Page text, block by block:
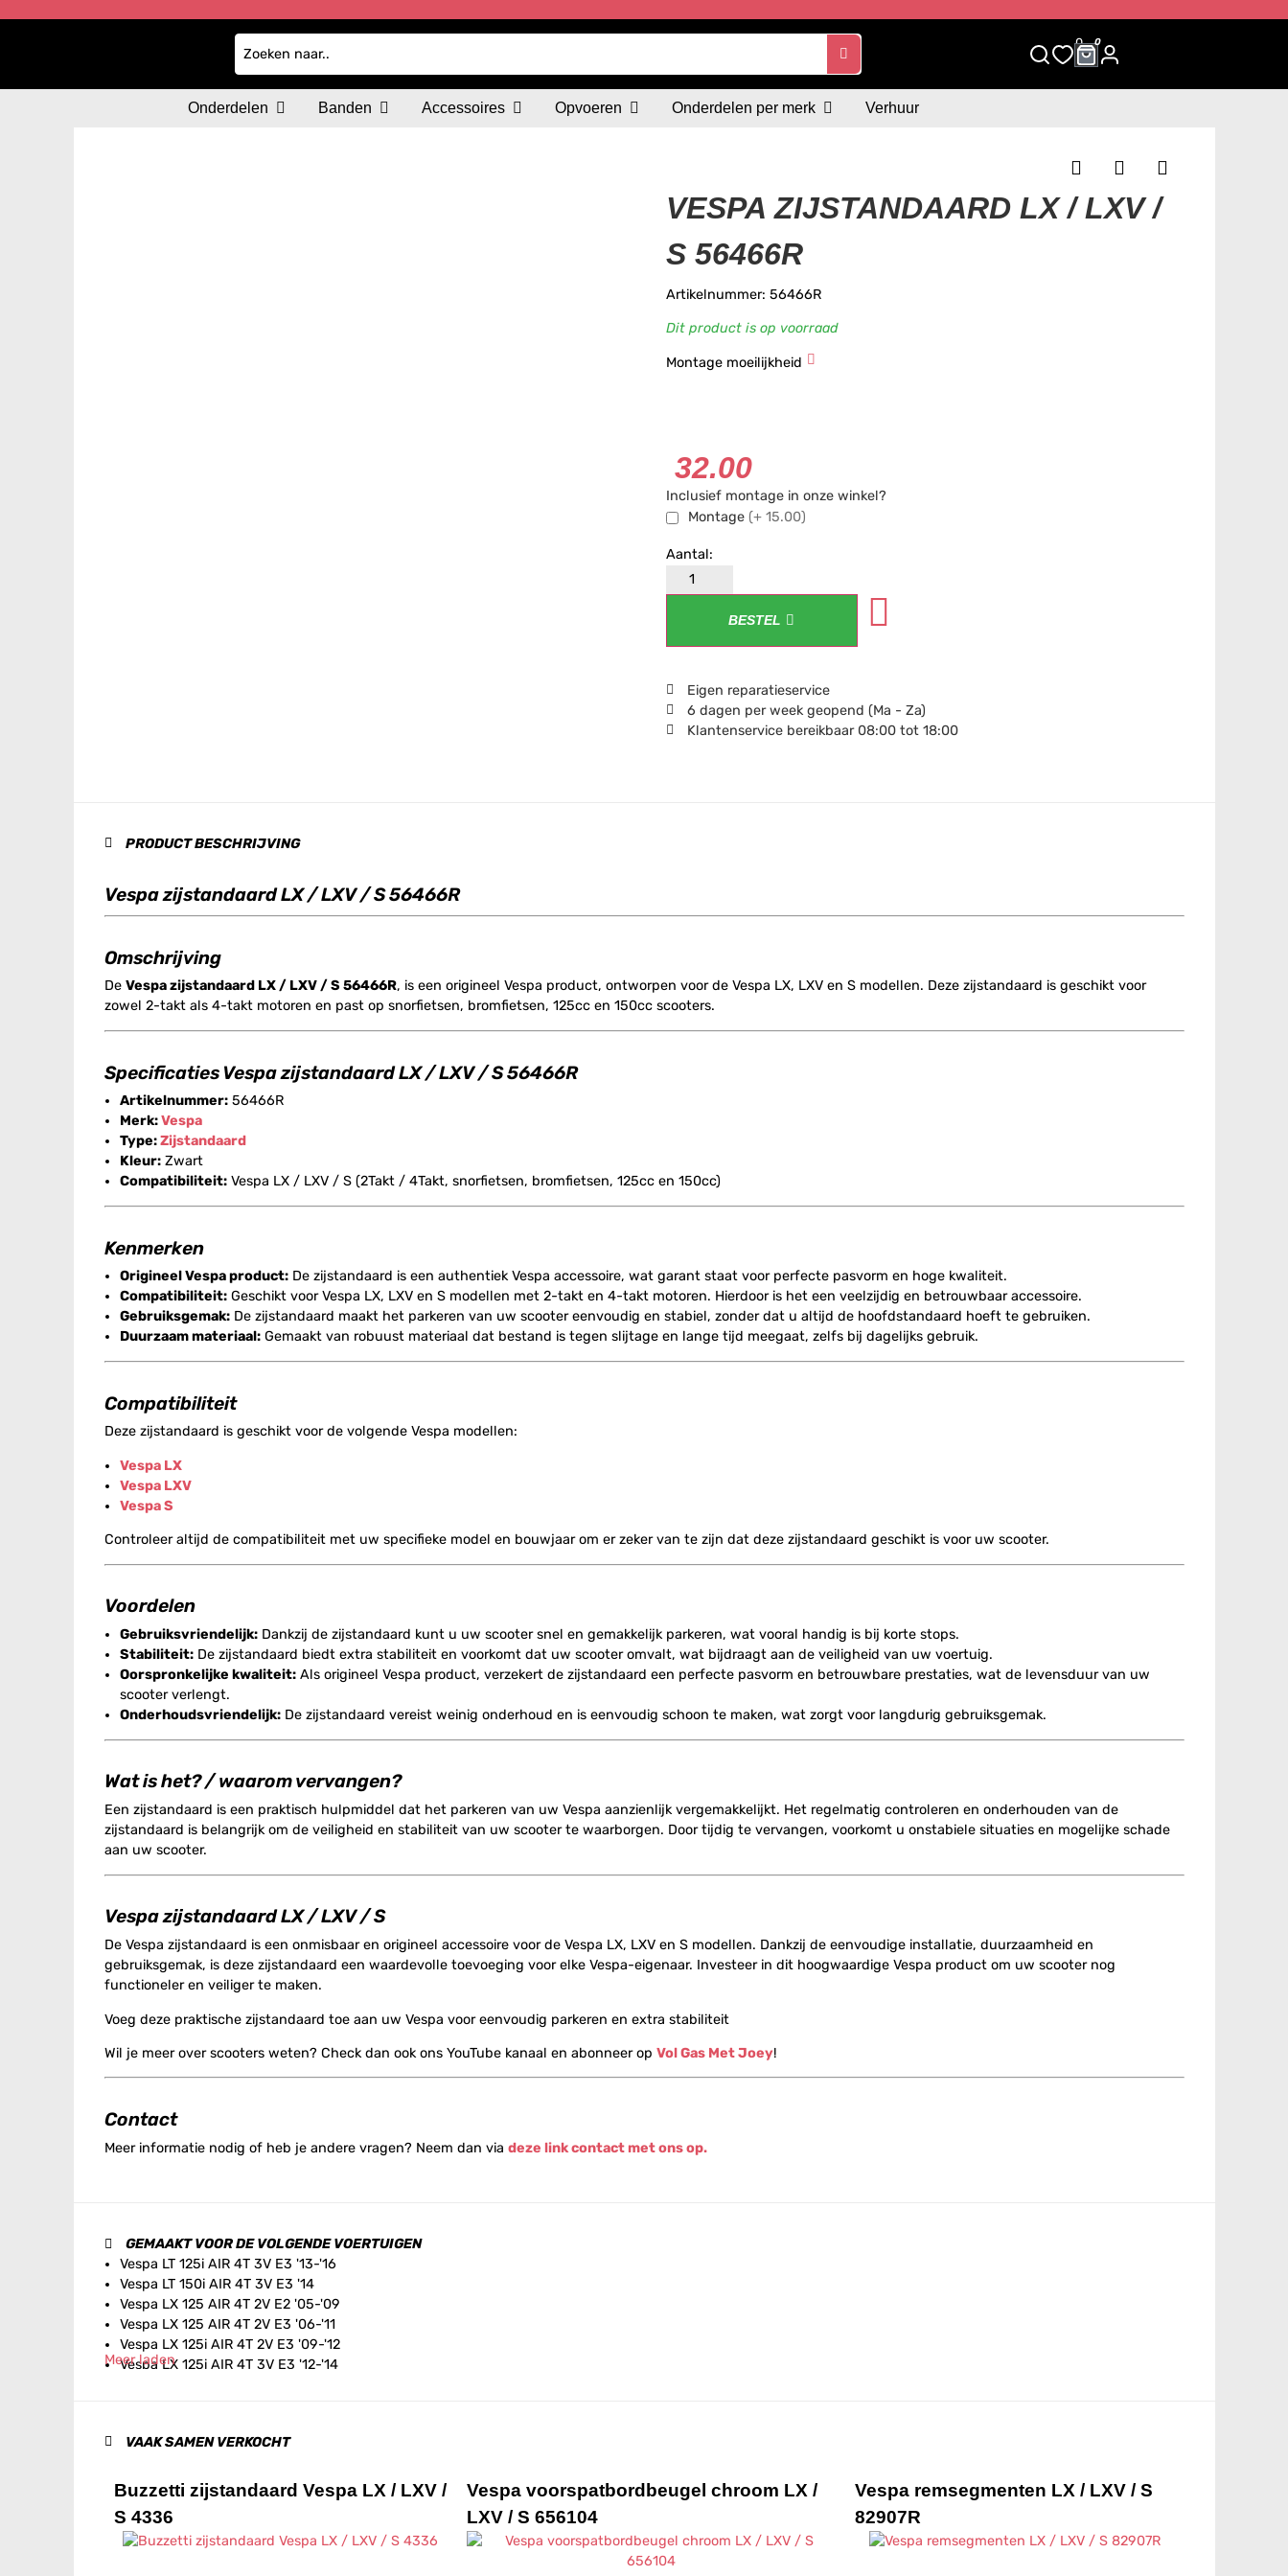
0 0
Onderdelen Banden Accessoires Opvoeren Onderdelen per merk Verhuur
VESPA ZIJSTANDAARD LX / LXV /
S 56466R
Artikelnummer: 56466R
Dit product is op voorraad
Montage moeilijkheid
★ ★ ★
32.00
Inclusief montage in onze winkel?
Montage (+ 15.00)
BESTEL
Eigen reparatieservice
6 dagen per week geopend (Ma - Za)
Klantenservice bereikbaar 08:00 tot 18:00
PRODUCT BESCHRIJVING
Vespa zijstandaard LX / LXV / S 56466R
Omschrijving
De Vespa zijstandaard LX / LXV / S 56466R, is een origineel Vespa product, ontworpen voor de Vespa LX, LXV en S modellen. Deze zijstandaard is geschikt voor
zowel 2-takt als 4-takt motoren en past op snorfietsen, bromfietsen, 125cc en 150cc scooters.
Specificaties Vespa zijstandaard LX / LXV / S 56466R
Artikelnummer:56466R
Merk:Vespa
Type:Zijstandaard
Kleur:Zwart
Compatibiliteit:Vespa LX / LXV / S (2Takt / 4Takt, snorfietsen, bromfietsen, 125cc en 150cc)
Kenmerken
Origineel Vespa product:De zijstandaard is een authentiek Vespa accessoire, wat garant staat voor perfecte pasvorm en hoge kwaliteit.
Compatibiliteit:Geschikt voor Vespa LX, LXV en S modellen met 2-takt en 4-takt motoren. Hierdoor is het een veelzijdig en betrouwbaar accessoire.
Gebruiksgemak:De zijstandaard maakt het parkeren van uw scooter eenvoudig en stabiel, zonder dat u altijd de hoofdstandaard hoeft te gebruiken.
Duurzaam materiaal:Gemaakt van robuust materiaal dat bestand is tegen slijtage en lange tijd meegaat, zelfs bij dagelijks gebruik.
Compatibiliteit
Deze zijstandaard is geschikt voor de volgende Vespa modellen:
Vespa LX
Vespa LXV
Vespa S
Controleer altijd de compatibiliteit met uw specifieke model en bouwjaar om er zeker van te zijn dat deze zijstandaard geschikt is voor uw scooter.
Voordelen
Gebruiksvriendelijk:Dankzij de zijstandaard kunt u uw scooter snel en gemakkelijk parkeren, wat vooral handig is bij korte stops.
Stabiliteit:De zijstandaard biedt extra stabiliteit en voorkomt dat uw scooter omvalt, wat bijdraagt aan de veiligheid van uw voertuig.
Oorspronkelijke kwaliteit:Als origineel Vespa product, verzekert de zijstandaard een perfecte pasvorm en betrouwbare prestaties, wat de levensduur van uw
scooter verlengt.
Onderhoudsvriendelijk:De zijstandaard vereist weinig onderhoud en is eenvoudig schoon te maken, wat zorgt voor langdurig gebruiksgemak.
Wat is het? / waarom vervangen?
Een zijstandaard is een praktisch hulpmiddel dat het parkeren van uw Vespa aanzienlijk vergemakkelijkt. Het regelmatig controleren en onderhouden van de
zijstandaard is belangrijk om de veiligheid en stabiliteit van uw scooter te waarborgen. Door tijdig te vervangen, voorkomt u onstabiele situaties en mogelijke schade
aan uw scooter.
Vespa zijstandaard LX / LXV / S
De Vespa zijstandaard is een onmisbaar en origineel accessoire voor de Vespa LX, LXV en S modellen. Dankzij de eenvoudige installatie, duurzaamheid en
gebruiksgemak, is deze zijstandaard een waardevolle toevoeging voor elke Vespa-eigenaar. Investeer in dit hoogwaardige Vespa product om uw scooter nog
functioneler en veiliger te maken.
Voeg deze praktische zijstandaard toe aan uw Vespa voor eenvoudig parkeren en extra stabiliteit
Wil je meer over scooters weten? Check dan ook ons YouTube kanaal en abonneer op Vol Gas Met Joey!
Contact
Meer informatie nodig of heb je andere vragen? Neem dan via deze link contact met ons op.
GEMAAKT VOOR DE VOLGENDE VOERTUIGEN
Vespa LT 125i AIR 4T 3V E3 '13-'16
Vespa LT 150i AIR 4T 3V E3 '14
Vespa LX 125 AIR 4T 2V E2 '05-'09
Vespa LX 125 AIR 4T 2V E3 '06-'11
Vespa LX 125i AIR 4T 2V E3 '09-'12
Vespa LX 125i AIR 4T 3V E3 '12-'14
Vespa LX 150 AIR 4T 2V E3 '06-'13
Vespa LX 150i AIR 4T 3V E3 '12-'14
Vespa LX 25km/h AIR 2T E2 '05-'08
Vespa LX 25km/h AIR 4T 2V E2 '10-'12
Vespa LX 50 AIR 2T E2 '05-'08
Meer laden
VAAK SAMEN VERKOCHT
Buzzetti zijstandaard Vespa LX / LXV /
S 4336
Vespa voorspatbordbeugel chroom LX /
LXV / S 656104
Vespa remsegmenten LX / LXV / S
82907R